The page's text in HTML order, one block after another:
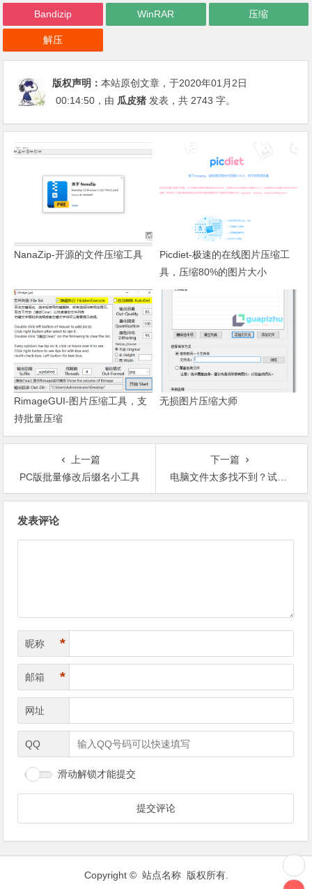
Bandizip WinRAR 压缩
解压
版权声明：本站原创文章，于2020年01月2日
00:14:50 ，由 瓜皮猪 发表，共 2743 字。
NanaZip-开源的文件压缩工具
Picdiet-极速的在线图片压缩工
具，压缩80%的图片大小
RimageGUI-图片压缩工具，支
持批量压缩
无损图片压缩大师
上一篇
PC版批量修改后缀名小工具
下一篇
电脑文件太多找不到？试下这个免费搜索软件
发表评论
昵称 *
邮箱 *
网址
QQ
滑动解锁才能提交
Copyright © 站点名称 版权所有.